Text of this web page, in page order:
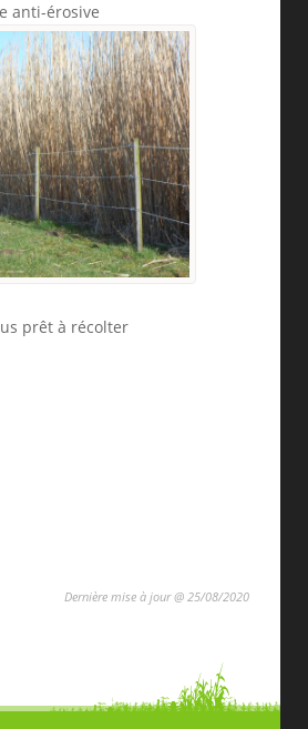
anti-érosive
prêt à récolter
Dernière mise à jour@ 25/08/2020